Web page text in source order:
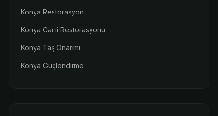
Konya Restorasyon
Konya Cami Restorasyonu
Konya Taş Onarımı
Konya Güçlendirme